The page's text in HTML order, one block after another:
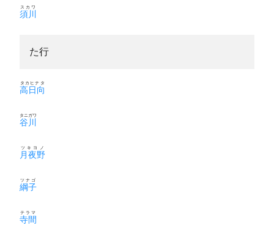
須川
スカワ
た行
高日向
タカヒナタ
谷川
タニガワ
月夜野
ツキヨノ
綱子
ツナゴ
寺間
テラマ